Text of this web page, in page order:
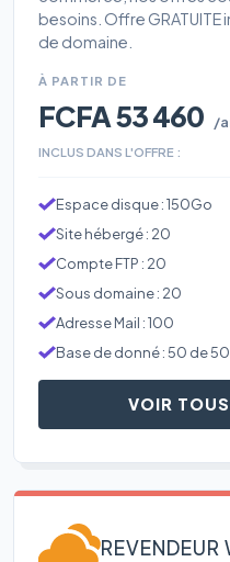
besoins. Offre GRATUITE
de domaine.
À PARTIR DE
FCFA 53 460 /
INCLUS DANS L'OFFRE :
Espace disque : 150Go
Site hébergé : 20
Compte FTP : 20
Sous domaine : 20
Adresse Mail : 100
Base de donné : 50 de
VOIR
REVENDEUR